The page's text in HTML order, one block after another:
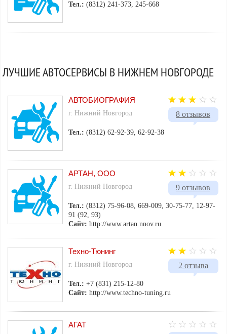
Тел.:(8312) 241-373, 245-668
ЛУЧШИЕ АВТОСЕРВИСЫ В НИЖНЕМ НОВГОРОДЕ
8 отзывов
АВТОБИОГРАФИЯ
г. Нижний Новгород
Тел.:(8312) 62-92-39, 62-92-38
9 отзывов
АРТАН, ООО
г. Нижний Новгород
Тел.:(8312) 75-96-08, 669-009, 30-75-77, 12-97-
91 (92, 93)
Сайт: http://www.artan.nnov.ru
2 отзыва
Техно-Тюнинг
г. Нижний Новгород
Тел.:+7 (831) 215-12-80
Сайт: http://www.techno-tuning.ru
АГАТ